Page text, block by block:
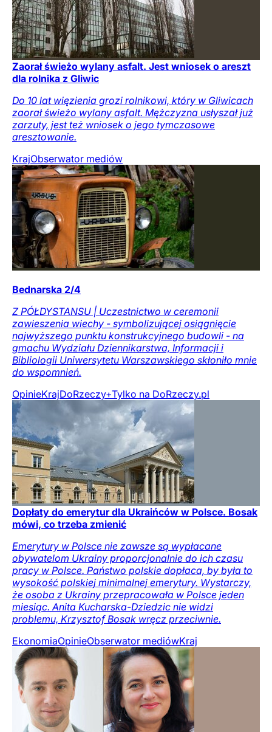
Zaorał świeżo wylany asfalt. Jest wniosek o areszt
dla rolnika z Gliwic
Do 10 lat więzienia grozi rolnikowi, który w Gliwicach
zaorał świeżo wylany asfalt. Mężczyzna usłyszał już
zarzuty, jest też wniosek o jego tymczasowe
aresztowanie.
KrajObserwator mediów
Bednarska 2/4
Z PÓŁDYSTANSU | Uczestnictwo w ceremonii
zawieszenia wiechy - symbolizującej osiągnięcie
najwyższego punktu konstrukcyjnego budowli - na
gmachu Wydziału Dziennikarstwa, Informacji i
Bibliologii Uniwersytetu Warszawskiego skłoniło mnie
do wspomnień.
OpinieKrajDoRzeczy+Tylko na DoRzeczy.pl
Dopłaty do emerytur dla Ukraińców w Polsce. Bosak
mówi, co trzeba zmienić
Emerytury w Polsce nie zawsze są wypłacane
obywatelom Ukrainy proporcjonalnie do ich czasu
pracy w Polsce. Państwo polskie dopłaca, by była to
wysokość polskiej minimalnej emerytury. Wystarczy,
że osoba z Ukrainy przepracowała w Polsce jeden
miesiąc. Anita Kucharska-Dziedzic nie widzi
problemu, Krzysztof Bosak wręcz przeciwnie.
EkonomiaOpinieObserwator mediówKraj